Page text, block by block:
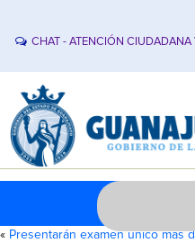
CHAT - ATENCIÓN CIUDADANA
« Presentarán examen único más